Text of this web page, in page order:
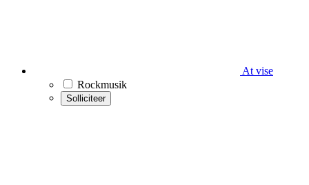
At vise
Rockmusik
Solliciteer